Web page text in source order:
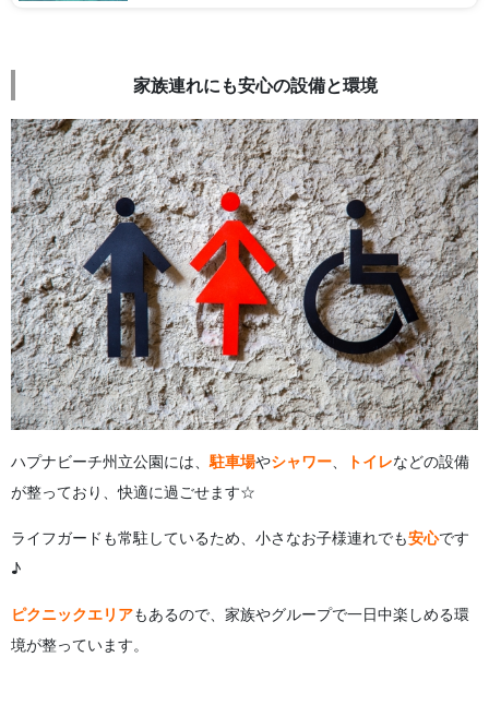
家族連れにも安心の設備と環境
ハプナビーチ州立公園には、駐車場やシャワー、 トイレなどの設備
が整っており、快適に過ごせます☆
ライフガードも常駐しているため、小さなお子様連れでも安心です
♪
ピクニックエリアもあるので、家族やグループで一日中楽しめる環
境が整っています。